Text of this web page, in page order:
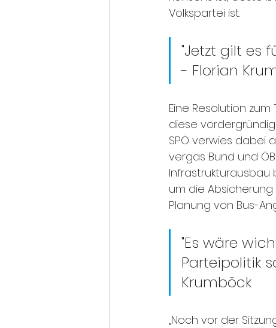
Volkspartei ist.
"Jetzt gilt es
- Florian
Eine Resolution
diese
SPÖ verwies dabei
vergas Bund und
um die
Planung von Bus-
"Es wäre
Parteipolitik
Krumböck
„Noch vor der